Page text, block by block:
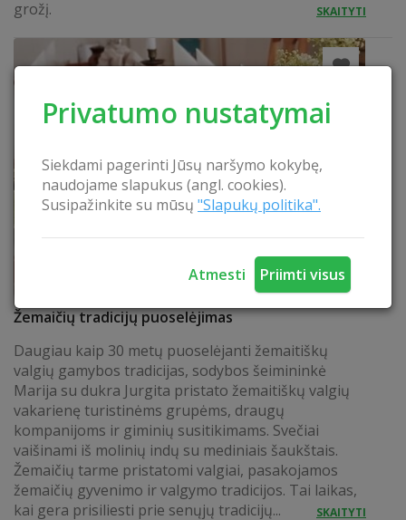
Privatumo nustatymai
Siekdami pagerinti Jūsų naršymo kokybę,
naudojame slapukus (angl. cookies).
Susipažinkite su mūsų "Slapukų politika".
Atmesti Priimti visus
grožį.
SKAITYTI
Žemaičių tradicijų puoselėjimas
Daugiau kaip 30 metų puoselėjanti žemaitiškų
valgių gamybos tradicijas, sodybos šeimininkė
Marija su dukra Jurgita pristato žemaitiškų valgių
vakarienę turistinėms grupėms, draugų
kompanijoms ir giminių susitikimams. Svečiai
vaišinami iš molinių indų su mediniais šaukštais.
Žemaičių tarme pristatomi valgiai, pasakojamos
žemaičių gyvenimo ir valgymo tradicijos. Tai laikas,
kai gera prisiliesti prie senųjų tradicijų...
SKAITYTI